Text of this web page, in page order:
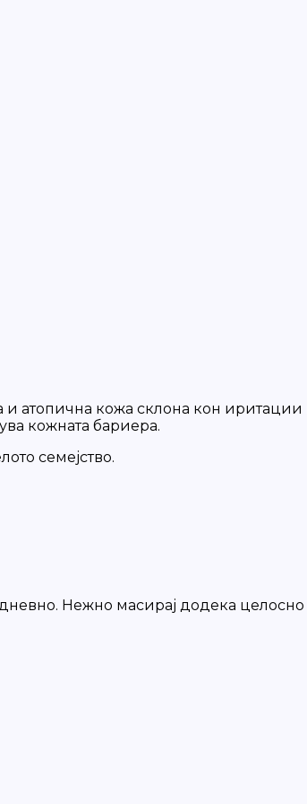
и атопична кожа склона кон
кожната бариера.
семејство.
Нежно масирај додека целосно